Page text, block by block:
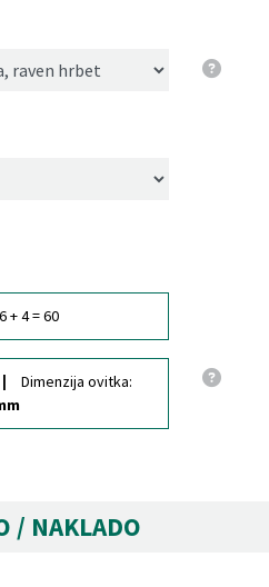
+ 4 = 60
Dimenzija ovitka:
/ NAKLADO